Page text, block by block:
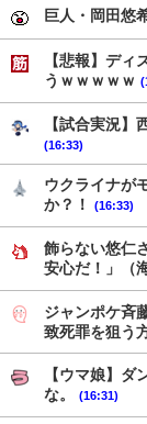
巨人・岡田悠
【悲報】デ
うｗｗｗｗｗ
【試合実況】
(16:33)
ウクライナが
か？！
(16:33)
飾らない悠仁
安心だ！」（
ジャンポケ斉
致死罪を狙う
【ウマ娘】ダ
な。
(16:31)